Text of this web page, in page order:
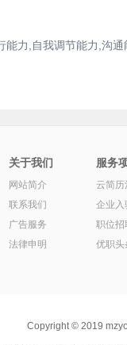
能力,自我调节能力,沟通
关于我们
网站简介
联系我们
广告服务
法律申明
服务
云简历
企业入
职位招
优职头
Copyright © 2019